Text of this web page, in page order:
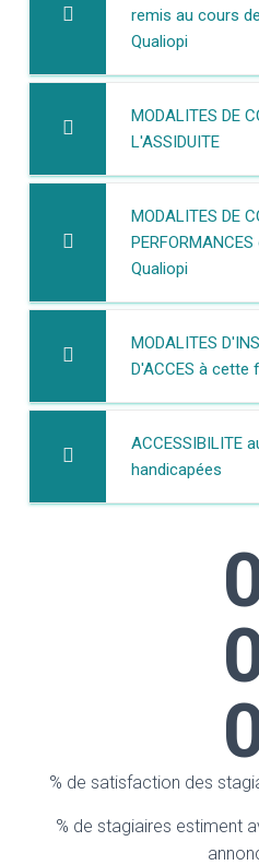
remis au cours
Qualiopi
MODALITES DE
L'ASSIDUITE
MODALITES DE
Qualiopi
MODALITES
D'ACCES à cette
ACCESSIBILITE
handicapées
% de satisfaction des
% de stagiaires estiment